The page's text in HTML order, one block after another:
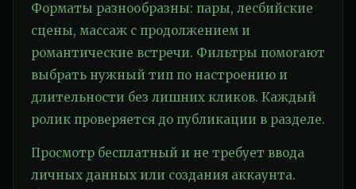
Форматы разнообразны: пары, лесбийские
сцены, массаж с продолжением и
романтические встречи. Фильтры помогают
выбрать нужный тип по настроению и
длительности без лишних кликов. Каждый
ролик проверяется до публикации в разделе.
Просмотр бесплатный и не требует ввода
личных данных или создания аккаунта.